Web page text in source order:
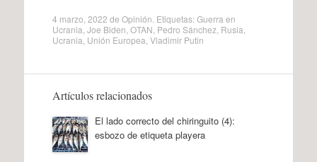
4 marzo, 2022 de Opinión . Etiquetas:Guerra en
Ucrania Joe Biden OTAN Pedro Sánchez, Rusia
Ucrania Unión Europea Vladimir Putin
Artículos relacionados
El lado correcto del chiringuito (4):
esbozo de etiqueta playera